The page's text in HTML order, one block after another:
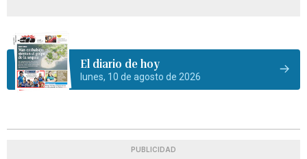
El diario de hoy
lunes, 10 de agosto de 2026
PUBLICIDAD